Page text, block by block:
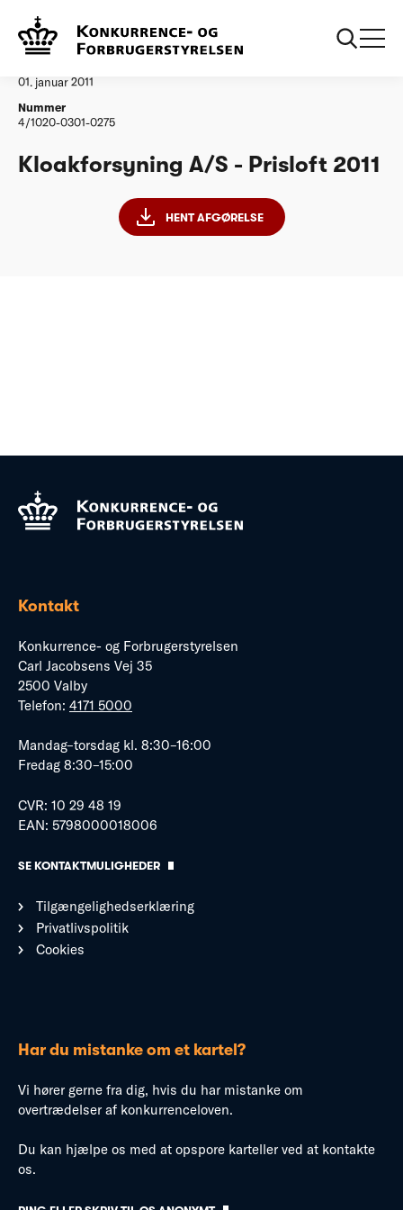
Vandtilsyn
01. januar 2011
Nummer
4/1020-0301-0275
Kloakforsyning A/S - Prisloft 2011
HENT AFGØRELSE
Kontakt
Konkurrence- og Forbrugerstyrelsen
Carl Jacobsens Vej 35
2500 Valby
Telefon: 4171 5000
Mandag–torsdag kl. 8:30–16:00
Fredag 8:30–15:00
CVR: 10 29 48 19
EAN: 5798000018006
SE KONTAKTMULIGHEDER
Tilgængelighedserklæring
Privatlivspolitik
Cookies
Har du mistanke om et kartel?
Vi hører gerne fra dig, hvis du har mistanke om
overtrædelser af konkurrenceloven.
Du kan hjælpe os med at opspore karteller ved at kontakte
os.